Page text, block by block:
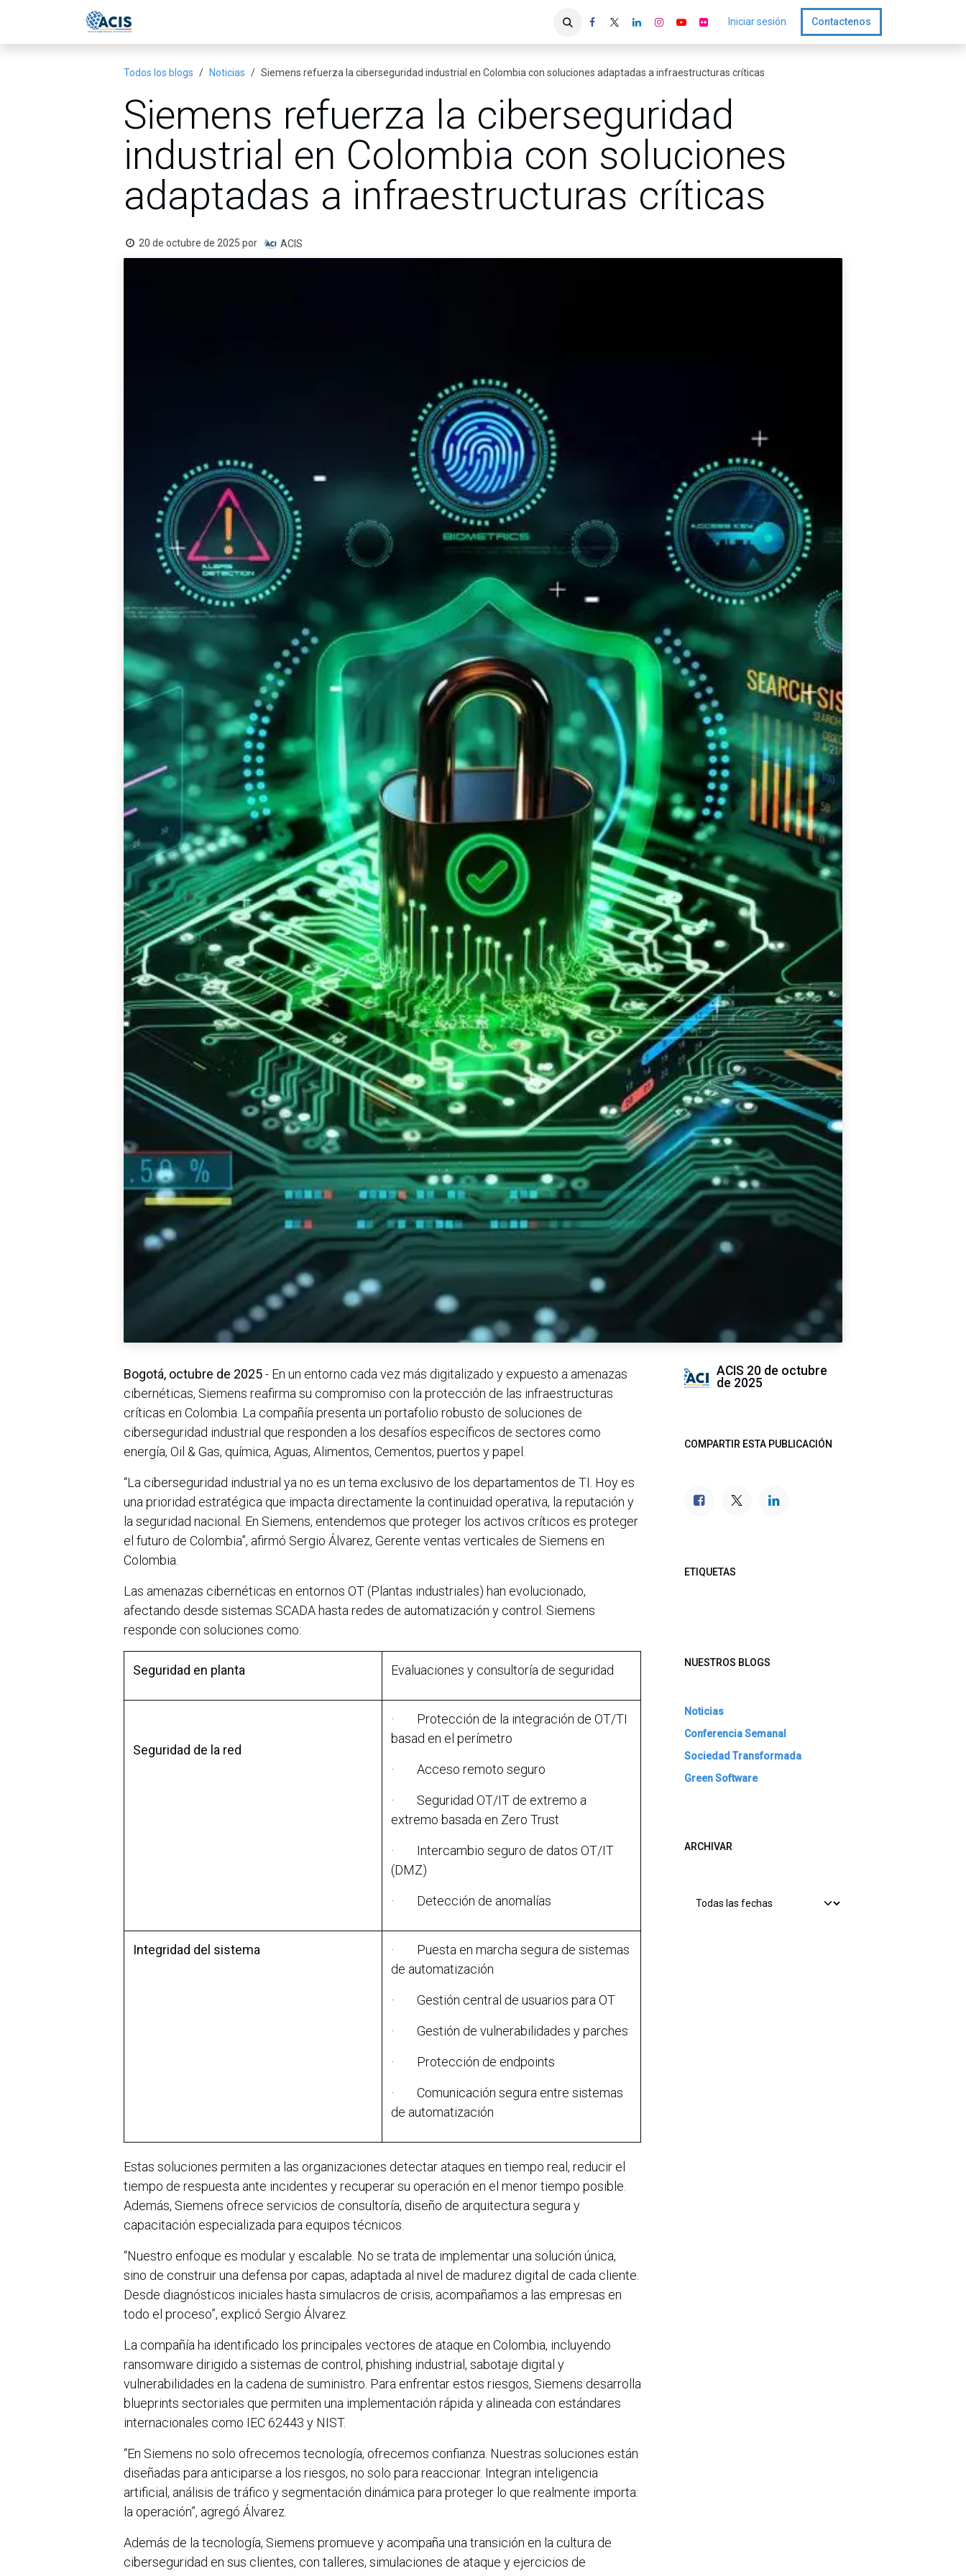
Iniciar sesión Contactenos
Todos los blogs Noticias Siemens refuerza la ciberseguridad industrial en Colombia con soluciones adaptadas a infraestructuras críticas
Siemens refuerza la ciberseguridad
industrial en Colombia con soluciones
adaptadas a infraestructuras críticas
20 de octubre de 2025 por ACIS
Bogotá, octubre de 2025- En un entorno cada vez más digitalizado y expuesto a amenazas
cibernéticas, Siemens reafirma su compromiso con la protección de las infraestructuras
críticas en Colombia. La compañía presenta un portafolio robusto de soluciones de
ciberseguridad industrial que responden a los desafíos específicos de sectores como
energía, Oil & Gas, química, Aguas, Alimentos, Cementos, puertos y papel.
“La ciberseguridad industrial ya no es un tema exclusivo de los departamentos de TI. Hoy es
una prioridad estratégica que impacta directamente la continuidad operativa, la reputación y
la seguridad nacional. En Siemens, entendemos que proteger los activos críticos es proteger
el futuro de Colombia”, afirmó Sergio Álvarez, Gerente ventas verticales de Siemens en
Colombia.
Las amenazas cibernéticas en entornos OT (Plantas industriales) han evolucionado,
afectando desde sistemas SCADA hasta redes de automatización y control. Siemens
responde con soluciones como:
Seguridad en planta Evaluaciones y consultoría de seguridad
Seguridad de la red
· Protección de la integración de OT/TI
basad en el perímetro
· Acceso remoto seguro
· Seguridad OT/IT de extremo a
extremo basada en Zero Trust
· Intercambio seguro de datos OT/IT
(DMZ)
· Detección de anomalías
Integridad del sistema
· Puesta en marcha segura de sistemas
de automatización
· Gestión central de usuarios para OT
· Gestión de vulnerabilidades y parches
· Protección de endpoints
· Comunicación segura entre sistemas
de automatización
Estas soluciones permiten a las organizaciones detectar ataques en tiempo real, reducir el
tiempo de respuesta ante incidentes y recuperar su operación en el menor tiempo posible.
Además, Siemens ofrece servicios de consultoría, diseño de arquitectura segura y
capacitación especializada para equipos técnicos.
“Nuestro enfoque es modular y escalable. No se trata de implementar una solución única,
sino de construir una defensa por capas, adaptada al nivel de madurez digital de cada cliente.
Desde diagnósticos iniciales hasta simulacros de crisis, acompañamos a las empresas en
todo el proceso”, explicó Sergio Álvarez.
La compañía ha identificado los principales vectores de ataque en Colombia, incluyendo
ransomware dirigido a sistemas de control, phishing industrial, sabotaje digital y
vulnerabilidades en la cadena de suministro. Para enfrentar estos riesgos, Siemens desarrolla
blueprints sectoriales que permiten una implementación rápida y alineada con estándares
internacionales como IEC 62443 y NIST.
“En Siemens no solo ofrecemos tecnología, ofrecemos confianza. Nuestras soluciones están
diseñadas para anticiparse a los riesgos, no solo para reaccionar. Integran inteligencia
artificial, análisis de tráfico y segmentación dinámica para proteger lo que realmente importa:
la operación”, agregó Álvarez.
Además de la tecnología, Siemens promueve y acompaña una transición en la cultura de
ciberseguridad en sus clientes, con talleres, simulaciones de ataque y ejercicios de
ACIS 20 de octubre
de 2025
COMPARTIR ESTA PUBLICACIÓN
ETIQUETAS
NUESTROS BLOGS
Noticias
Conferencia Semanal
Sociedad Transformada
Green Software
ARCHIVAR